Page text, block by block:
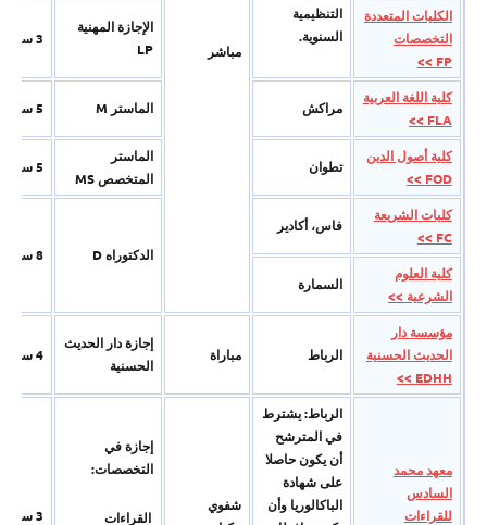
التنظیمیة
السنویة.
مباشر
الكليات المتعددة
التخصصات
FP >>
الإجازة المھنیة
LP
3 سنوات
كلية اللغة العربية
FLA >>
مراكش الماستر M 5 سنوات
كلية أصول الدين
FOD >>
تطوان
الماستر
المتخصص MS
5 سنوات
كليات الشريعة
FC >>
فاس، أكادير
الدكتوراه D
8 سنوات
كلية العلوم
الشرعية >>
السمارة
مؤسسة دار
الحديث الحسنية
EDHH >>
الرباط مباراة
إجازة دار الحدیث
الحسنیة
4 سنوات
معهد محمد
السادس
للقراءات
الرباط: يشترط
في المترشح
أن يكون حاصلا
على شهادة
الباكالوريا وأن
شفوي
إجازة في
التخصصات:
القراءات
3 سنوات